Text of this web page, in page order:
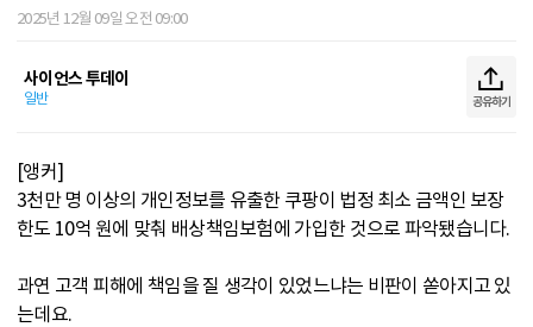
2025년 12월 09일 오전 09:00
사이언스 투데이
일반 공유하기
[앵커]
3천만 명 이상의 개인정보를 유출한 쿠팡이 법정 최소 금액인 보장
한도 10억 원에 맞춰 배상책임보험에 가입한 것으로 파악됐습니다.
과연 고객 피해에 책임을 질 생각이 있었느냐는 비판이 쏟아지고 있
는데요.